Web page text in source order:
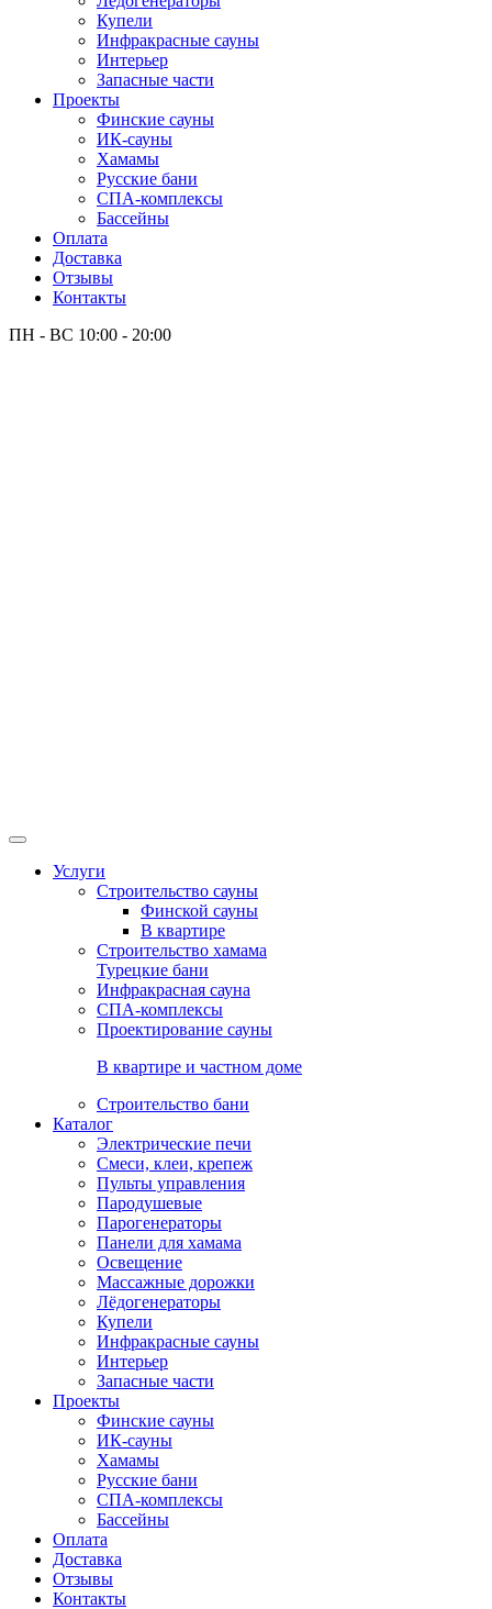
Купели
Инфракрасные сауны
Интерьер
Запасные части
Проекты
Финские сауны
ИК-сауны
Хамамы
Русские бани
СПА-комплексы
Бассейны
Оплата
Доставка
Отзывы
Контакты
ПН - ВС 10:00 - 20:00
Услуги
Строительство сауны
Финской сауны
В квартире
Строительство хамама
Турецкие бани
Инфракрасная сауна
СПА-комплексы
Проектирование сауны
В квартире и частном доме
Строительство бани
Каталог
Электрические печи
Смеси, клеи, крепеж
Пульты управления
Пародушевые
Парогенераторы
Панели для хамама
Освещение
Массажные дорожки
Лёдогенераторы
Купели
Инфракрасные сауны
Интерьер
Запасные части
Проекты
Финские сауны
ИК-сауны
Хамамы
Русские бани
СПА-комплексы
Бассейны
Оплата
Доставка
Отзывы
Контакты